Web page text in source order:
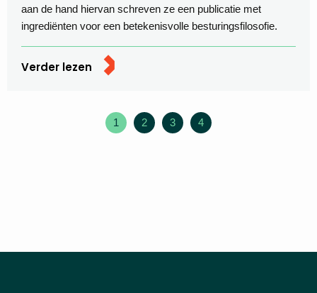
aan de hand hiervan schreven ze een publicatie met
ingrediënten voor een betekenisvolle besturingsfilosofie.
Verder lezen
1 2 3 4